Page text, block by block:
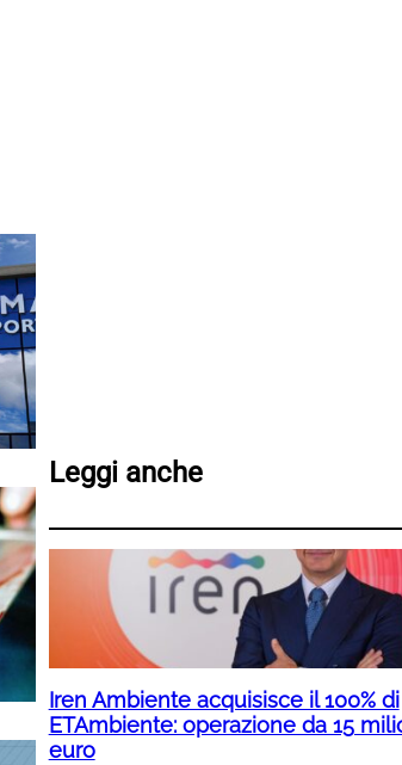
Leggi anche
Iren Ambiente acquisisce il 100% di
ETAmbiente: operazione da 15
euro